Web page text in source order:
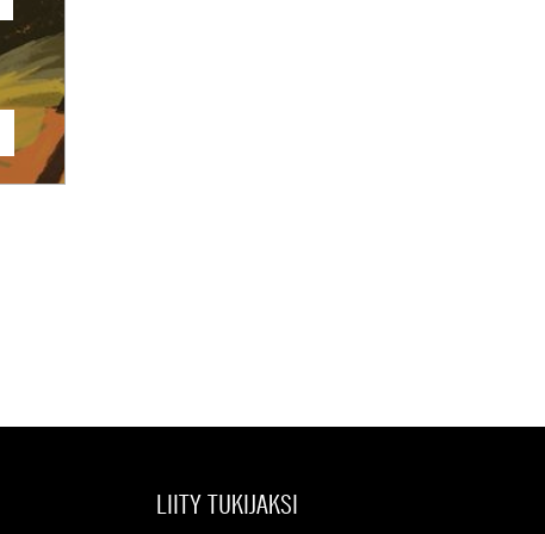
LIITY TUKIJAKSI